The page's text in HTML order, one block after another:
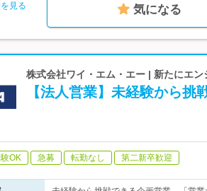
見る 気になる
株式会社ワイ・エム・エー | 新たにエ
【法人営業】未経験から挑
OK 急募 転勤なし 第二新卒歓迎